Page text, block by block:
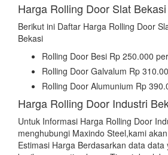
Harga Rolling Door Slat Bekasi
Berikut ini Daftar Harga Rolling Door
Bekasi
Rolling Door Besi Rp 250.000
Rolling Door Galvalum Rp
Rolling Door Alumunium Rp
Harga Rolling Door Industri
Untuk Informasi Harga Rolling Door
menghubungi Maxindo Steel,kami
Estimasi Harga Berdasarkan data data